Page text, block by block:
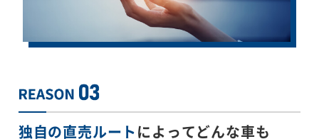
独自の直売ルートによってどんな車も